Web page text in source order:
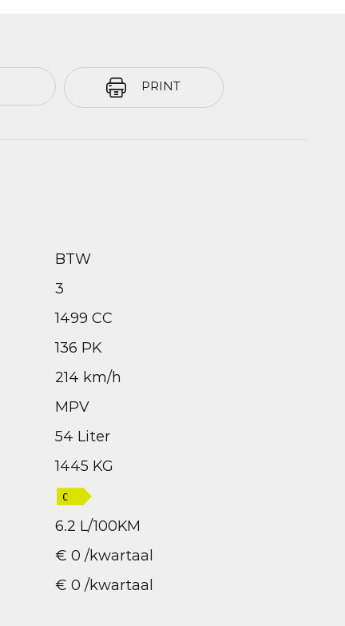
PRINT
BTW
3
1499 CC
136 PK
214 km/h
MPV
54 Liter
1445 KG
6.2 L/100KM
€ 0 /kwartaal
€ 0 /kwartaal